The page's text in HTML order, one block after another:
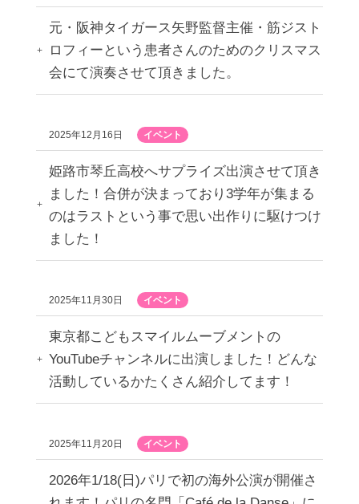
元・阪神タイガース矢野監督主催・筋ジスト
ロフィーという患者さんのためのクリスマス
会にて演奏させて頂きました。
2025年12月16日 イベント
姫路市琴丘高校へサプライズ出演させて頂き
ました！合併が決まっており3学年が集まる
のはラストという事で思い出作りに駆けつけ
ました！
2025年11月30日 イベント
東京都こどもスマイルムーブメントの
YouTubeチャンネルに出演しました！どんな
活動しているかたくさん紹介してます！
2025年11月20日 イベント
2026年1/18(日)パリで初の海外公演が開催さ